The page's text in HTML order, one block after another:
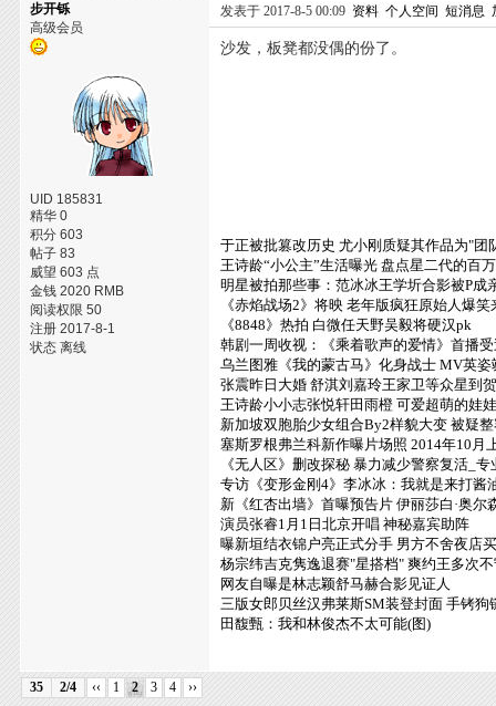
步开铄
高级会员
UID 185831
精华 0
积分 603
帖子 83
威望 603 点
金钱 2020 RMB
阅读权限 50
注册 2017-8-1
状态 离线
发表于 2017-8-5 00:09 资料 个人空间 短消息
沙发，板凳都没偶的份了。
于正被批篡改历史 尤小刚质疑其作品为"团
王诗龄“小公主”生活曝光 盘点星二代的百
明星被拍那些事：范冰冰王学圻合影被P成
《赤焰战场2》将映 老年版疯狂原始人爆笑
《8848》热拍 白微任天野吴毅将硬汉pk
韩剧一周收视：《乘着歌声的爱情》首播
乌兰图雅《我的蒙古马》化身战士 MV英姿
张震昨日大婚 舒淇刘嘉玲王家卫等众星到
王诗龄小小志张悦轩田雨橙 可爱超萌的娃
新加坡双胞胎少女组合By2样貌大变 被疑
塞斯罗根弗兰科新作曝片场照 2014年10月
《无人区》删改探秘 暴力减少警察复活_
专访《变形金刚4》李冰冰：我就是来打酱
新《红杏出墙》首曝预告片 伊丽莎白·奥尔
演员张睿1月1日北京开唱 神秘嘉宾助阵
曝新垣结衣锦户亮正式分手 男方不舍夜店
杨宗纬吉克隽逸退赛"星搭档" 爽约王多次
网友自曝是林志颖舒马赫合影见证人
三版女郎贝丝汉弗莱斯SM装登封面 手铐狗
田馥甄：我和林俊杰不太可能(图)
35 2/4 ‹‹ 1 2 3 4 ››